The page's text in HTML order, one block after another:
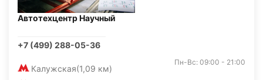
Автотехцентр Научный
+7 (499) 288-05-36
Калужская(1,09 км)
Пн-Вс: 09:00 - 21:00